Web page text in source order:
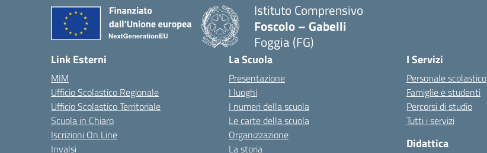
Istituto Comprensivo
Foscolo – Gabelli
Foggia (FG)
— Visita la pagina iniziale della scuola
Link Esterni
MIM
Ufficio Scolastico Regionale
Ufficio Scolastico Territoriale
Scuola in Chiaro
Iscrizioni On Line
Invalsi
La Scuola
Presentazione
I luoghi
I numeri della scuola
Le carte della scuola
Organizzazione
La storia
I Servizi
Personale scolastico
Famiglie e studenti
Percorsi di studio
Tutti i servizi
Didattica